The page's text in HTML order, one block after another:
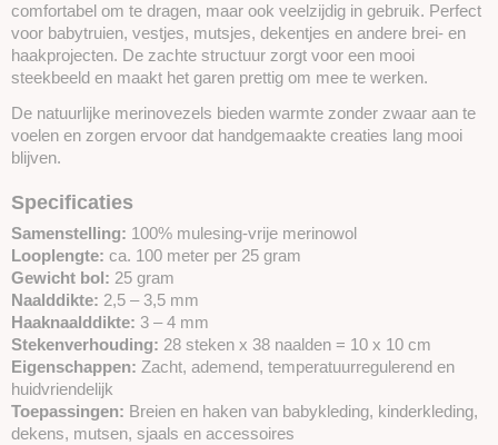
comfortabel om te dragen, maar ook veelzijdig in gebruik. Perfect
voor babytruien, vestjes, mutsjes, dekentjes en andere brei- en
haakprojecten. De zachte structuur zorgt voor een mooi
steekbeeld en maakt het garen prettig om mee te werken.
De natuurlijke merinovezels bieden warmte zonder zwaar aan te
voelen en zorgen ervoor dat handgemaakte creaties lang mooi
blijven.
Specificaties
Samenstelling: 100% mulesing-vrije merinowol
Looplengte: ca. 100 meter per 25 gram
Gewicht bol: 25 gram
Naalddikte: 2,5 – 3,5 mm
Haaknaalddikte: 3 – 4 mm
Stekenverhouding: 28 steken x 38 naalden = 10 x 10 cm
Eigenschappen: Zacht, ademend, temperatuurregulerend en
huidvriendelijk
Toepassingen: Breien en haken van babykleding, kinderkleding,
dekens, mutsen, sjaals en accessoires